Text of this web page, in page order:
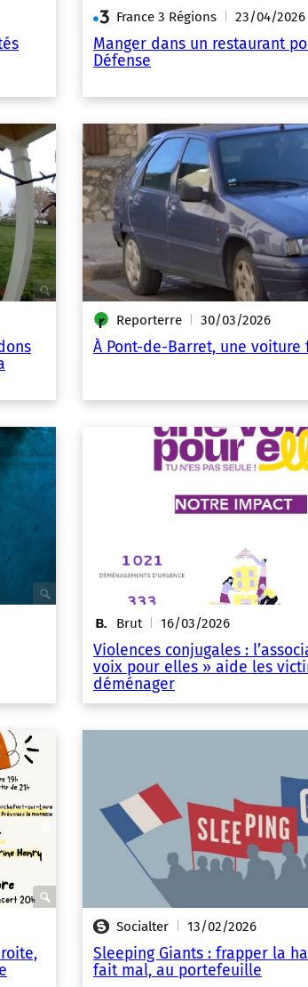
France 3 Régions 23/04/2026
Manger dans un restaurant
Défense
Reporterre 30/03/2026
À Pont-de-Barret, une
Brut 16/03/2026
Violences conjugales :
voix pour elles » aide les
déménager
Socialter 13/02/2026
Sleeping Giants : frapper la
fait mal, au portefeuille